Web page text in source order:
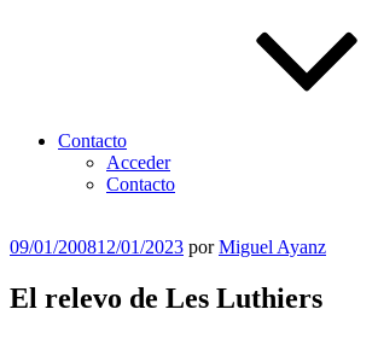
Contacto
Acceder
Contacto
Publicado
09/01/200812/01/2023 porMiguel Ayanz
El relevo de Les Luthiers